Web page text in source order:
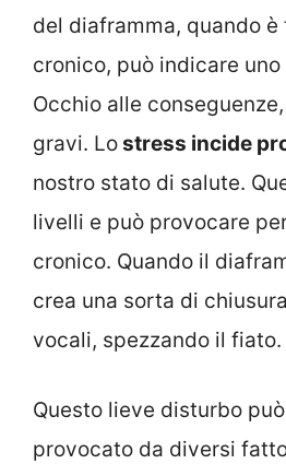
del diaframma, quando
cronico, può indicare
Occhio alle
gravi. Lostress incide
nostro stato di salute.
livelli e può provocare
cronico. Quando il
crea una sorta di
vocali, spezzando il fiato.
Questo lieve disturbo
provocato da diversi